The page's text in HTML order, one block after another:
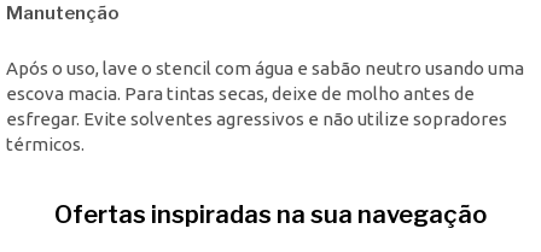
Manutenção
Após o uso, lave o stencil com água e sabão neutro usando uma
escova macia. Para tintas secas, deixe de molho antes de
esfregar. Evite solventes agressivos e não utilize sopradores
térmicos.
Ofertas inspiradas na sua navegação